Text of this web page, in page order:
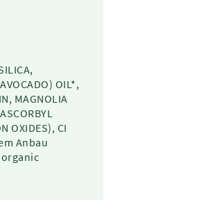
OIL*,
MAGNOLIA
OXIDES), CI
Anbau